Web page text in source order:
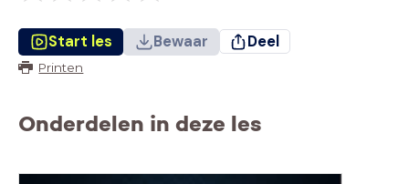
Start les Bewaar Deel
Printen
Onderdelen in deze les